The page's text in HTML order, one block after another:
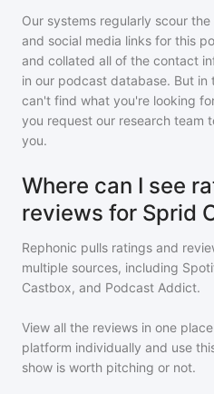
Our systems regularly scour
and social media links for this
and collated all of the contact
in our podcast database. But
can't find what you're looking
you request our research team
you.
Where can I see
reviews for Sprid
Rephonic pulls ratings and
multiple sources, including
Castbox, and Podcast Addict.
View all the reviews in one
platform individually and use
show is worth pitching or not.